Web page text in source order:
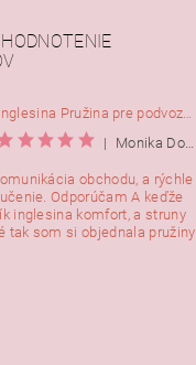
Inglesina Pružina pre podvozok Comfort, 2ks
|
Monika Dorušáková
obchodu, a rýchle
Odporúčam A keďže
inglesina komfort, a struny
tak som si objednala pružiny